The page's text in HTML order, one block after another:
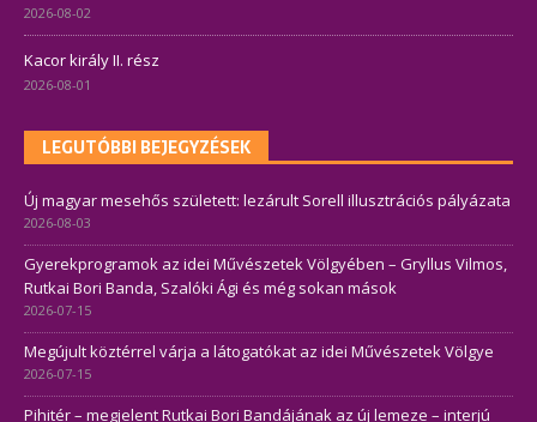
2026-08-02
Kacor király II. rész
2026-08-01
LEGUTÓBBI BEJEGYZÉSEK
Új magyar mesehős született: lezárult Sorell illusztrációs pályázata
2026-08-03
Gyerekprogramok az idei Művészetek Völgyében – Gryllus Vilmos,
Rutkai Bori Banda, Szalóki Ági és még sokan mások
2026-07-15
Megújult köztérrel várja a látogatókat az idei Művészetek Völgye
2026-07-15
Pihitér – megjelent Rutkai Bori Bandájának az új lemeze – interjú